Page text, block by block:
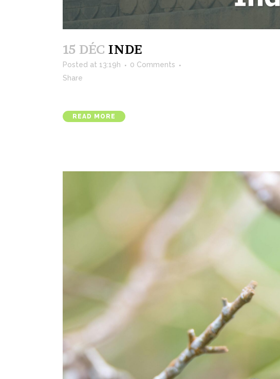
15 DÉC INDE
Posted at 13:19h
0 Comments
Share
READ MORE